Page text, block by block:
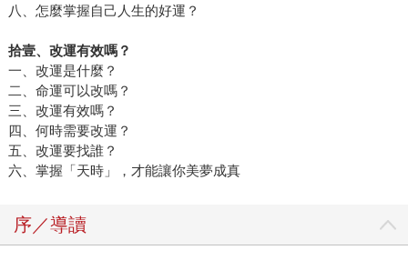
八、怎麼掌握自己人生的好運？
拾壹、改運有效嗎？
一、改運是什麼？
二、命運可以改嗎？
三、改運有效嗎？
四、何時需要改運？
五、改運要找誰？
六、掌握「天時」，才能讓你美夢成真
序／導讀